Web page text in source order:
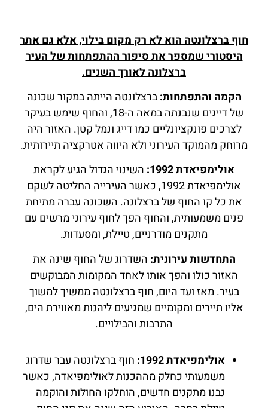
חוף ברצלונטה הוא לא רק מקום בילוי, אלא גם אתר
היסטורי שמספר את סיפור ההתפתחות של העיר
ברצלונה לאורך השנים.
הקמה והתפתחות:ברצלונטה הייתה במקור שכונה
של דייגים שנבנתה במאה ה-18, והחוף שימש בעיקר
לצרכים פונקציונליים כמו דייג ונמל קטן. האזור היה
מרוחק מהמוקד העירוני ולא היווה אטרקציה תיירותית.
אולימפיאדת 1992:
השינוי הגדול הגיע לקראת
אולימפיאדת 1992, כאשר העירייה החליטה לשקם
את כל קו החוף של ברצלונה. השכונה עברה מתיחת
פנים משמעותית, והחוף הפך לחוף עירוני מרשים עם
מתקנים מודרניים, טיילת, ומסעדות.
התחדשות עירונית: השדרוג של החוף שינה את
האזור כולו והפך אותו לאחד המקומות המבוקשים
בעיר. מאז ועד היום, חוף ברצלונטה ממשיך למשוך
אליו תיירים ומקומיים שמגיעים ליהנות מאווירת הים,
התרבות והבילויים.
אולימפיאדת 1992:
חוף ברצלונטה עבר שדרוג
משמעותי כחלק מההכנות לאולימפיאדה, כאשר
נבנו מתקנים חדשים, הוחלקו החולות והוקמה